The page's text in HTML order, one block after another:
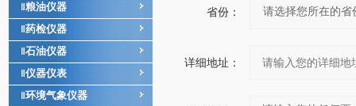
粮油仪器
药检仪器
石油仪器
仪器仪表
环境气象仪器
省份：
详细地址：